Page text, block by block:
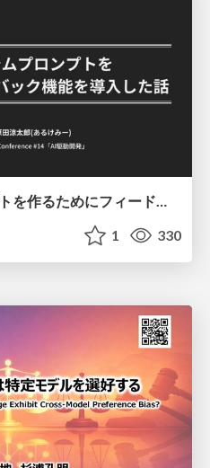
最高のシステムプロンプトを作るためにフィードバック機能を導入した話
1 330